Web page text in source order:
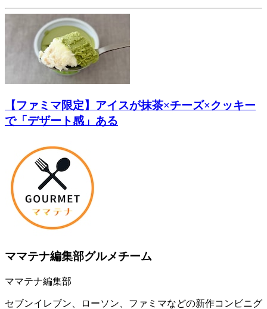
【ファミマ限定】アイスが抹茶×チーズ×クッキー
で「デザート感」ある
ママテナ編集部グルメチーム
ママテナ編集部
セブンイレブン、ローソン、ファミマなどの新作コンビニグ